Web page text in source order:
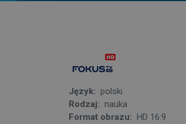
Język: polski
Rodzaj: nauka
Format obrazu: HD 16:9